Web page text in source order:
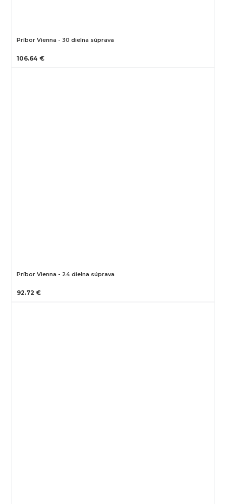
Príbor Vienna - 30 dielna súprava
106.64 €
Príbor Vienna - 24 dielna súprava
92.72 €